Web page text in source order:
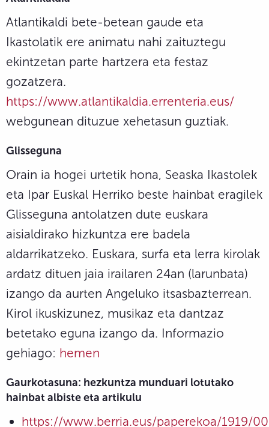
Atlantikaldi bete-betean gaude eta
Ikastolatik ere animatu nahi zaituztegu
ekintzetan parte hartzera eta festaz
gozatzera.
https://www.atlantikaldia.errenteria.eus/
webgunean dituzue xehetasun guztiak.
Glisseguna
Orain ia hogei urtetik hona, Seaska Ikastolek
eta Ipar Euskal Herriko beste hainbat eragilek
Glisseguna antolatzen dute euskara
aisialdirako hizkuntza ere badela
aldarrikatzeko. Euskara, surfa eta lerra kirolak
ardatz dituen jaia irailaren 24an (larunbata)
izango da aurten Angeluko itsasbazterrean.
Kirol ikuskizunez, musikaz eta dantzaz
betetako eguna izango da. Informazio
gehiago: hemen
Gaurkotasuna: hezkuntza munduari lotutako
hainbat albiste eta artikulu
https://www.berria.eus/paperekoa/1919/